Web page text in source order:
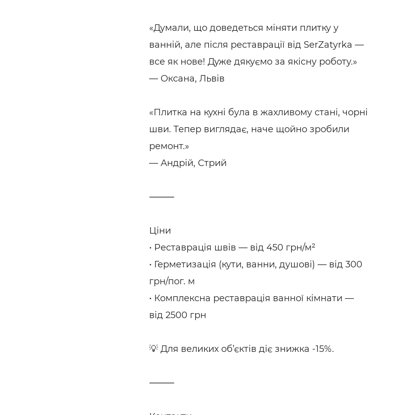
«Думали, що доведеться міняти плитку у
ванній, але після реставрації від SerZatyrka —
все як нове! Дуже дякуємо за якісну роботу.»
— Оксана, Львів
«Плитка на кухні була в жахливому стані, чорні
шви. Тепер виглядає, наче щойно зробили
ремонт.»
— Андрій, Стрий
⸻
Ціни
• Реставрація швів — від 450 грн/м²
• Герметизація (кути, ванни, душові) — від 300
грн/пог. м
• Комплексна реставрація ванної кімнати —
від 2500 грн
💡 Для великих об’єктів діє знижка -15%.
⸻